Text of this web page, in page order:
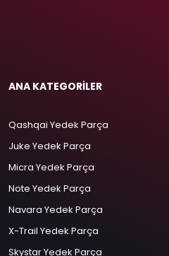
ANA KATEGORİLER
Qashqai Yedek Parça
Juke Yedek Parça
Micra Yedek Parça
Note Yedek Parça
Navara Yedek Parça
X-Trail Yedek Parça
Skystar Yedek Parça